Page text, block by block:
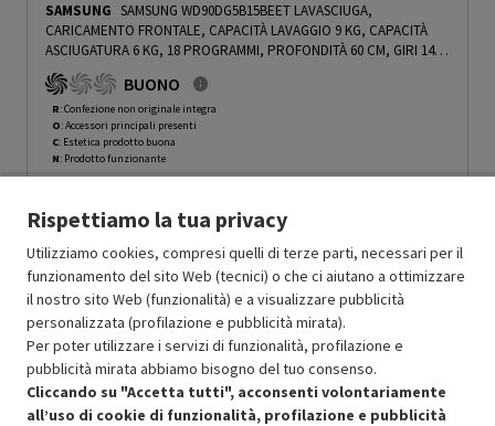
SAMSUNG SAMSUNG WD90DG5B15BEET LAVASCIUGA,
CARICAMENTO FRONTALE, CAPACITÀ LAVAGGIO 9 KG, CAPACITÀ
ASCIUGATURA 6 KG, 18 PROGRAMMI, PROFONDITÀ 60 CM, GIRI 1400
RPM, BIANCO, CLASSE D - PRMG GRADING ROCN - 15%
GRADING ROCN - 15%
BUONO
R: Confezione non originale integra
O: Accessori principali presenti
C: Estetica prodotto buona
N: Prodotto funzionante
Ricondizionato Prezzo ridotto da
509.15 a-25%
In Promozione 381.86
Aggiungi al carrello
OFFERTE IMPERDIBILI
Risparmio garantito rispetto al corrispondente prodotto nuovo.
Rispettiamo la tua privacy
Utilizziamo cookies, compresi quelli di terze parti, necessari per il
funzionamento del sito Web (tecnici) o che ci aiutano a ottimizzare
il nostro sito Web (funzionalità) e a visualizzare pubblicità
personalizzata (profilazione e pubblicità mirata).
Per poter utilizzare i servizi di funzionalità, profilazione e
pubblicità mirata abbiamo bisogno del tuo consenso.
Cliccando su "Accetta tutti", acconsenti volontariamente
all’uso di cookie di funzionalità, profilazione e pubblicità